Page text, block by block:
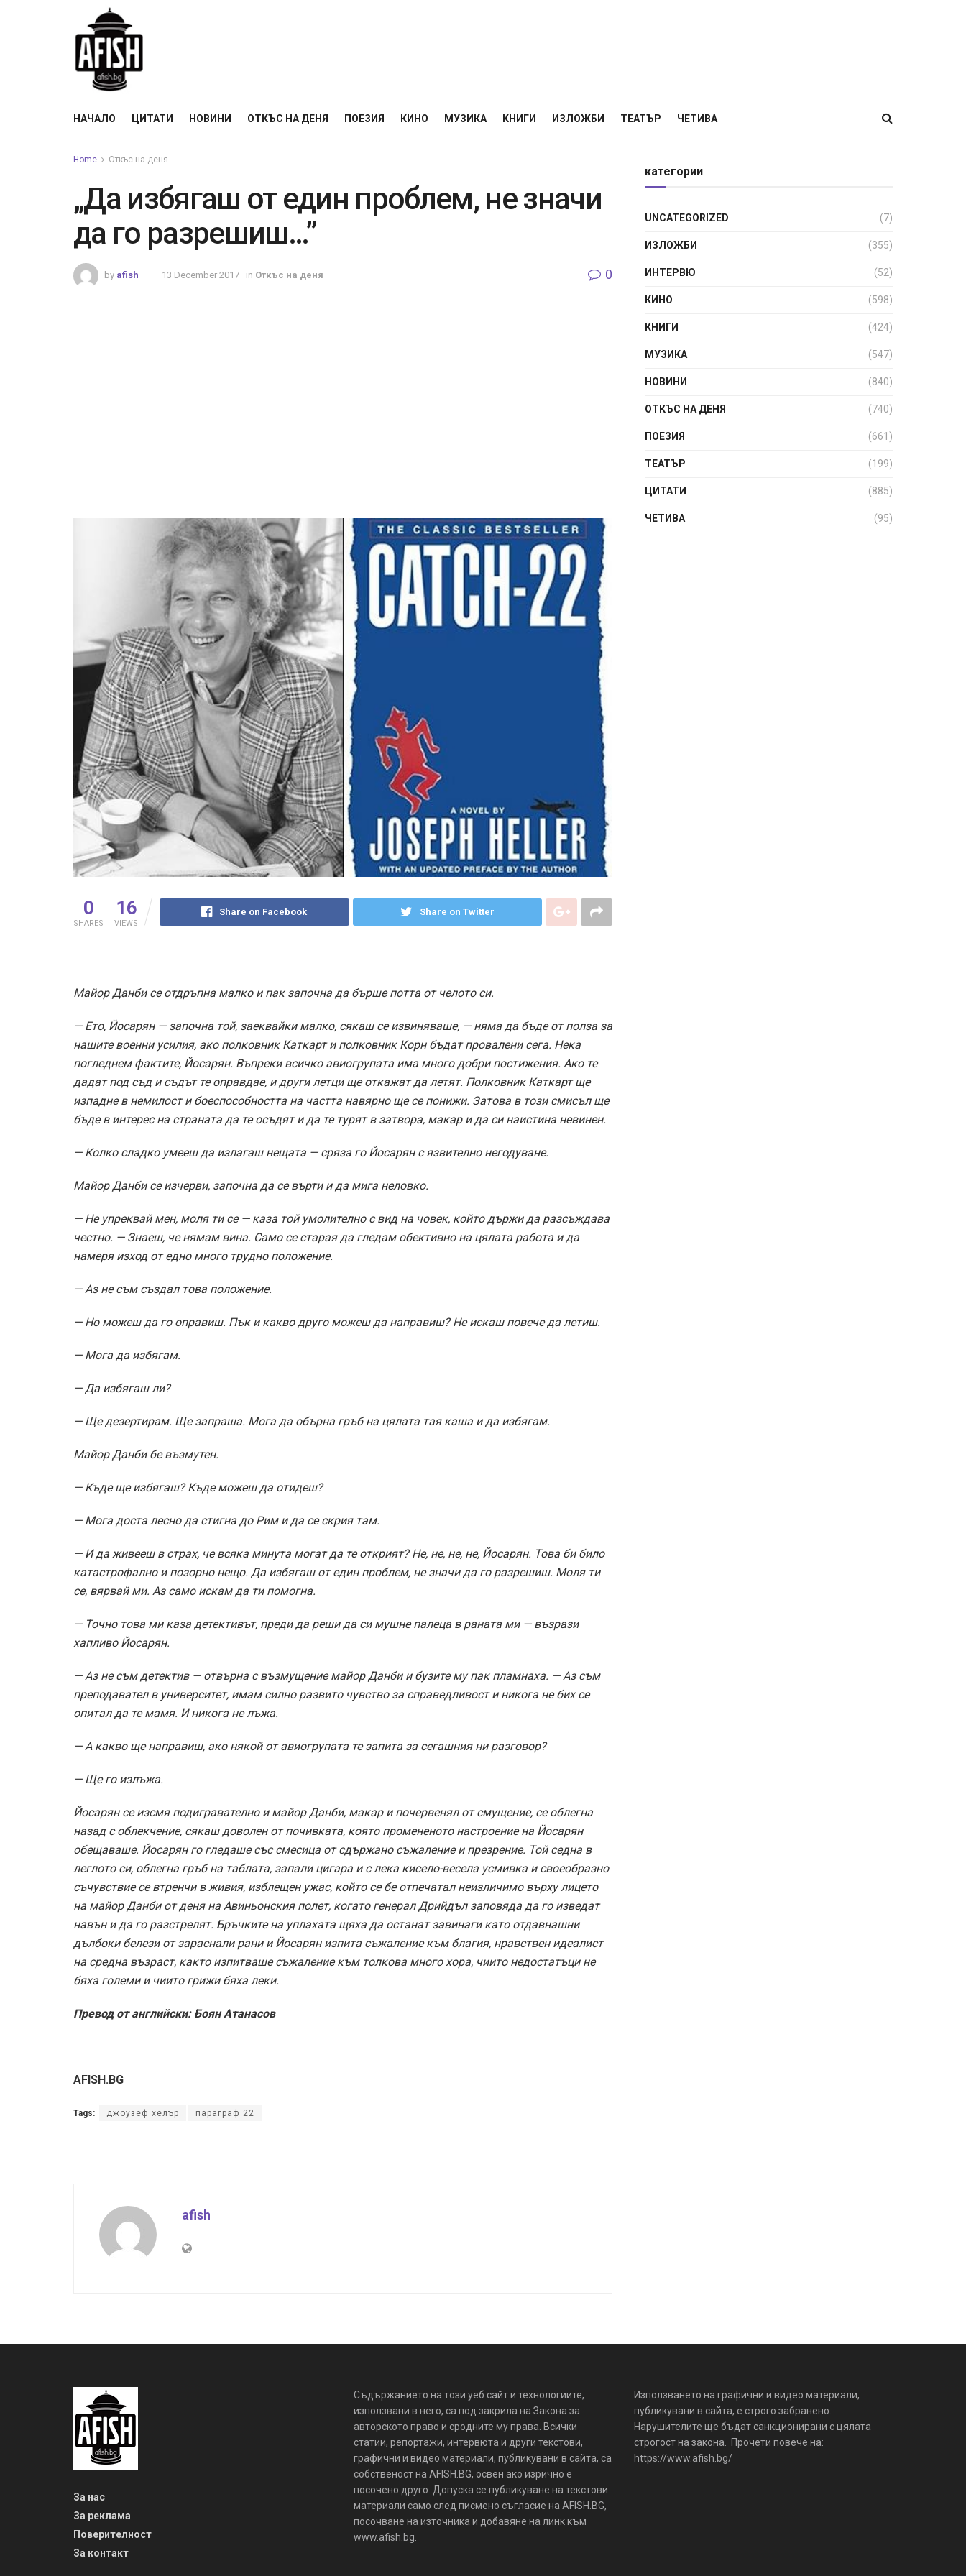
НАЧАЛО ЦИТАТИ НОВИНИ ОТКЪС НА ДЕНЯ ПОЕЗИЯ КИНО МУЗИКА КНИГИ ИЗЛОЖБИ ТЕАТЪР ЧЕТИВА
Home Откъс на деня
„Да избягаш от един проблем, не значи
да го разрешиш…”
by afish 13 December 2017 in Откъс на деня 0
0
SHARES
16
VIEWS
Share on Facebook Share on Twitter
Майор Данби се отдръпна малко и пак започна да бърше потта от челото си.
— Ето, Йосарян — започна той, заеквайки малко, сякаш се извиняваше, — няма да бъде от полза за
нашите военни усилия, ако полковник Каткарт и полковник Корн бъдат провалени сега. Нека
погледнем фактите, Йосарян. Въпреки всичко авиогрупата има много добри постижения. Ако те
дадат под съд и съдът те оправдае, и други летци ще откажат да летят. Полковник Каткарт ще
изпадне в немилост и боеспособността на частта навярно ще се понижи. Затова в този смисъл ще
бъде в интерес на страната да те осъдят и да те турят в затвора, макар и да си наистина невинен.
— Колко сладко умееш да излагаш нещата — сряза го Йосарян с язвително негодуване.
Майор Данби се изчерви, започна да се върти и да мига неловко.
— Не упреквай мен, моля ти се — каза той умолително с вид на човек, който държи да разсъждава
честно. — Знаеш, че нямам вина. Само се старая да гледам обективно на цялата работа и да
намеря изход от едно много трудно положение.
— Аз не съм създал това положение.
— Но можеш да го оправиш. Пък и какво друго можеш да направиш? Не искаш повече да летиш.
— Мога да избягам.
— Да избягаш ли?
— Ще дезертирам. Ще запраша. Мога да обърна гръб на цялата тая каша и да избягам.
Майор Данби бе възмутен.
— Къде ще избягаш? Къде можеш да отидеш?
— Мога доста лесно да стигна до Рим и да се скрия там.
— И да живееш в страх, че всяка минута могат да те открият? Не, не, не, не, Йосарян. Това би било
катастрофално и позорно нещо. Да избягаш от един проблем, не значи да го разрешиш. Моля ти
се, вярвай ми. Аз само искам да ти помогна.
— Точно това ми каза детективът, преди да реши да си мушне палеца в раната ми — възрази
хапливо Йосарян.
— Аз не съм детектив — отвърна с възмущение майор Данби и бузите му пак пламнаха. — Аз съм
преподавател в университет, имам силно развито чувство за справедливост и никога не бих се
опитал да те мамя. И никога не лъжа.
— А какво ще направиш, ако някой от авиогрупата те запита за сегашния ни разговор?
— Ще го излъжа.
Йосарян се изсмя подигравателно и майор Данби, макар и почервенял от смущение, се облегна
назад с облекчение, сякаш доволен от почивката, която промененото настроение на Йосарян
обещаваше. Йосарян го гледаше със смесица от сдържано съжаление и презрение. Той седна в
леглото си, облегна гръб на таблата, запали цигара и с лека кисело-весела усмивка и своеобразно
съчувствие се втренчи в живия, изблещен ужас, който се бе отпечатал неизличимо върху лицето
на майор Данби от деня на Авиньонския полет, когато генерал Дрийдъл заповяда да го изведат
навън и да го разстрелят. Бръчките на уплахата щяха да останат завинаги като отдавнашни
дълбоки белези от зараснали рани и Йосарян изпита съжаление към благия, нравствен идеалист
на средна възраст, както изпитваше съжаление към толкова много хора, чиито недостатъци не
бяха големи и чиито грижи бяха леки.
Превод от английски: Боян Атанасов
AFISH.BG
Tags: джоузеф хелър параграф 22
afish
категории
UNCATEGORIZED (7)
ИЗЛОЖБИ (355)
ИНТЕРВЮ (52)
КИНО (598)
КНИГИ (424)
МУЗИКА (547)
НОВИНИ (840)
ОТКЪС НА ДЕНЯ (740)
ПОЕЗИЯ (661)
ТЕАТЪР (199)
ЦИТАТИ (885)
ЧЕТИВА (95)
За нас
За реклама
Поверителност
За контакт
Съдържанието на този уеб сайт и технологиите,
използвани в него, са под закрила на Закона за
авторското право и сродните му права. Всички
статии, репортажи, интервюта и други текстови,
графични и видео материали, публикувани в сайта, са
собственост на AFISH.BG, освен ако изрично е
посочено друго. Допуска се публикуване на текстови
материали само след писмено съгласие на AFISH.BG,
посочване на източника и добавяне на линк към
www.afish.bg.
Използването на графични и видео материали,
публикувани в сайта, е строго забранено.
Нарушителите ще бъдат санкционирани с цялата
строгост на закона. Прочети повече на:
https://www.afish.bg/